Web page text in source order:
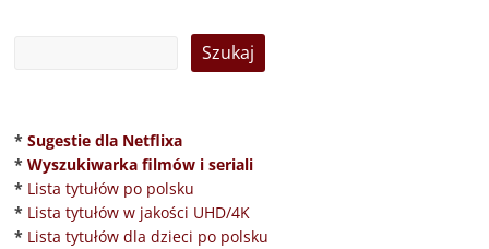
* Sugestie dla Netflixa
* Wyszukiwarka filmów i seriali
* Lista tytułów po polsku
* Lista tytułów w jakości UHD/4K
* Lista tytułów dla dzieci po polsku